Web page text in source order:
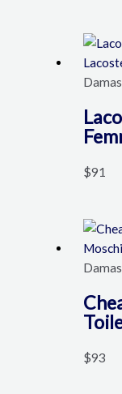
Damas
$91
Damas
$93